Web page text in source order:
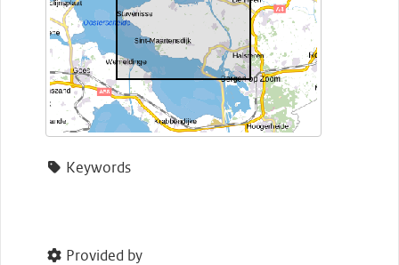
Keywords
Provided by